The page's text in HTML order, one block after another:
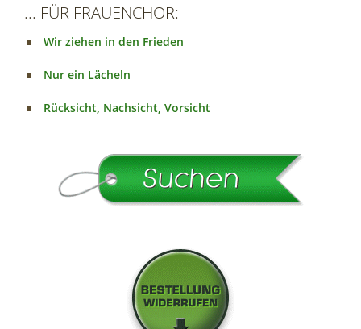
... FÜR FRAUENCHOR:
Wir ziehen in den Frieden
Nur ein Lächeln
Rücksicht, Nachsicht, Vorsicht